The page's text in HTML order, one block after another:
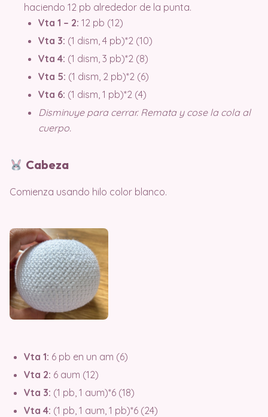
haciendo 12 pb alrededor de la punta.
Vta 1 – 2: 12 pb (12)
Vta 3: (1 dism, 4 pb)*2 (10)
Vta 4: (1 dism, 3 pb)*2 (8)
Vta 5: (1 dism, 2 pb)*2 (6)
Vta 6: (1 dism, 1 pb)*2 (4)
Disminuye para cerrar. Remata y cose la cola al
cuerpo.
Cabeza
Comienza usando hilo color blanco.
Vta 1: 6 pb en un am (6)
Vta 2: 6 aum (12)
Vta 3: (1 pb, 1 aum)*6 (18)
Vta 4: (1 pb, 1 aum, 1 pb)*6 (24)